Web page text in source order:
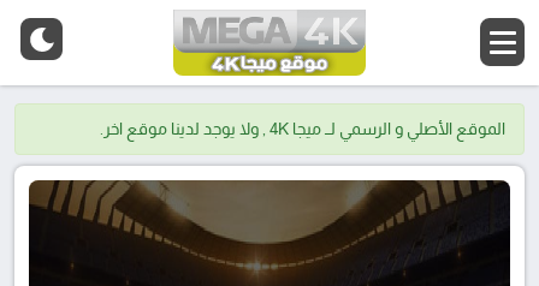
الموقع الأصلي و الرسمي لــ ميجا 4K , ولا يوجد لدينا موقع اخر.